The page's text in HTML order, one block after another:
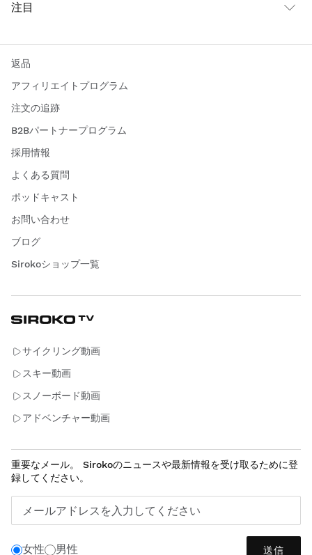
注目
返品
アフィリエイトプログラム
注文の追跡
B2Bパートナープログラム
採用情報
よくある質問
ポッドキャスト
お問い合わせ
ブログ
Sirokoショップ一覧
サイクリング動画
スキー動画
スノーボード動画
アドベンチャー動画
重要なメール。 Sirokoのニュースや最新情報を受け取るために登
録してください。
メールアドレスを入力してください
女性 男性 送信